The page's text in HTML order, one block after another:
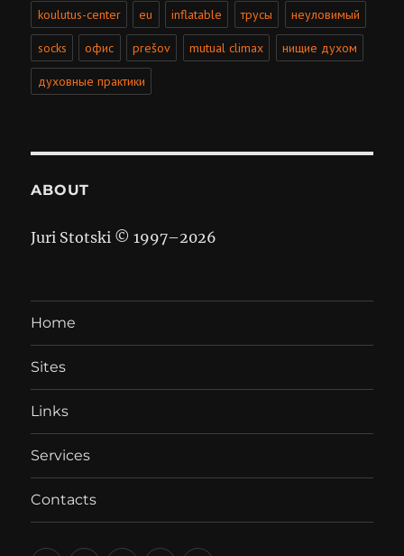
koulutus-center eu inflatable трусы неуловимый
socks офис prešov mutual climax нищие духом
духовные практики
ABOUT
Juri Stotski © 1997–2026
Home
Sites
Links
Services
Contacts